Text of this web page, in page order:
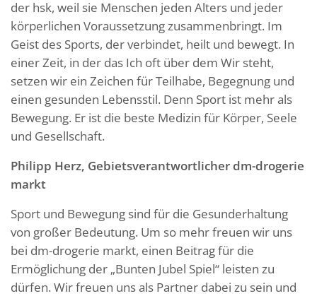
der hsk, weil sie Menschen jeden Alters und jeder
körperlichen Voraussetzung zusammenbringt. Im
Geist des Sports, der verbindet, heilt und bewegt. In
einer Zeit, in der das Ich oft über dem Wir steht,
setzen wir ein Zeichen für Teilhabe, Begegnung und
einen gesunden Lebensstil. Denn Sport ist mehr als
Bewegung. Er ist die beste Medizin für Körper, Seele
und Gesellschaft.
Philipp Herz, Gebietsverantwortlicher dm-drogerie
markt
Sport und Bewegung sind für die Gesunderhaltung
von großer Bedeutung. Um so mehr freuen wir uns
bei dm-drogerie markt, einen Beitrag für die
Ermöglichung der „Bunten Jubel Spiel“ leisten zu
dürfen. Wir freuen uns als Partner dabei zu sein und